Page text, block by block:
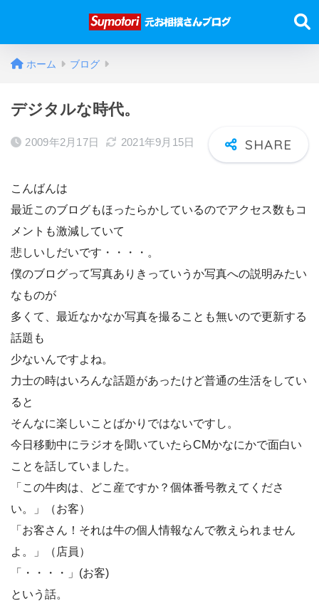
ホーム ブログ
デジタルな時代。
2009年2月17日 2021年9月15日
こんばんは
最近このブログもほったらかしているのでアクセス数もコ
メントも激減していて
悲しいしだいです・・・・。
僕のブログって写真ありきっていうか写真への説明みたい
なものが
多くて、最近なかなか写真を撮ることも無いので更新する
話題も
少ないんですよね。
力士の時はいろんな話題があったけど普通の生活をしてい
ると
そんなに楽しいことばかりではないですし。
今日移動中にラジオを聞いていたらCMかなにかで面白い
ことを話していました。
「この牛肉は、どこ産ですか？個体番号教えてくださ
い。」（お客）
「お客さん！それは牛の個人情報なんで教えられません
よ。」（店員）
「・・・・」(お客)
という話。